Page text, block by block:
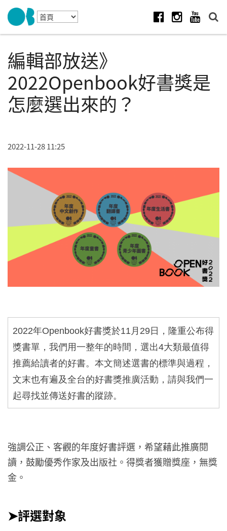
Skip to navigation
移至主內容
編輯部放送》
2022Openbook好書獎是
怎麼選出來的？
2022-11-28 11:25
2022年Openbook好書獎於11月 29 日，隆重公布得
獎書單，我們用一整年的時間，選出4大類最值得
推薦給讀者的好書。本文簡述選書的標準與過程，
文末也有遍及全台的好書獎推廣活動，請與我們一
起尋找並傳送好書的蹤跡。
強調公正、客觀的年度好書評選，希望藉此推廣閱
讀，鼓勵優秀作家及出版社。得獎者獲贈獎座，無獎
金。
➤評選對象